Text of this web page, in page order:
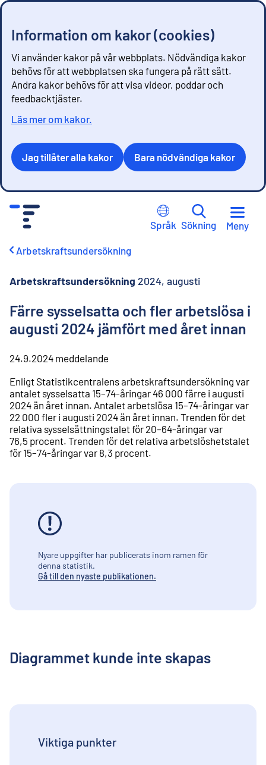
Information om kakor (cookies)
Vi använder kakor på vår webbplats. Nödvändiga kakor
behövs för att webbplatsen ska fungera på rätt sätt.
Andra kakor behövs för att visa videor, poddar och
feedbacktjäster.
Läs mer om kakor.
Jag tillåter alla kakor Bara nödvändiga kakor
Språk Sökning Meny
Arbetskraftsundersökning
Arbetskraftsundersökning 2024, augusti
Färre sysselsatta och fler arbetslösa i
augusti 2024 jämfört med året innan
24.9.2024 meddelande
Enligt Statistikcentralens arbetskraftsundersökning var
antalet sysselsatta 15–74-åringar 46 000 färre i augusti
2024 än året innan. Antalet arbetslösa 15–74-åringar var
22 000 fler i augusti 2024 än året innan. Trenden för det
relativa sysselsättningstalet för 20–64-åringar var
76,5 procent. Trenden för det relativa arbetslöshetstalet
för 15–74-åringar var 8,3 procent.
Nyare uppgifter har publicerats inom ramen för
denna statistik.
Gå till den nyaste publikationen.
Diagrammet kunde inte skapas
Viktiga punkter